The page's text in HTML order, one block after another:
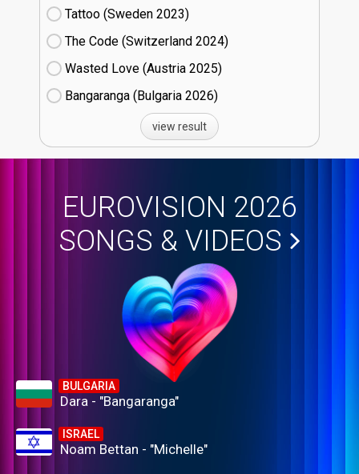
Tattoo (Sweden
23)
The Code (Switzerland
24)
Wasted Love (Austria
25)
Bangaranga (Bulgaria
26)
view result
EUROVISION 2026
SONGS & VIDEOS
BULGARIA
Dara - "Bangaranga"
ISRAEL
Noam Bettan - "Michelle"